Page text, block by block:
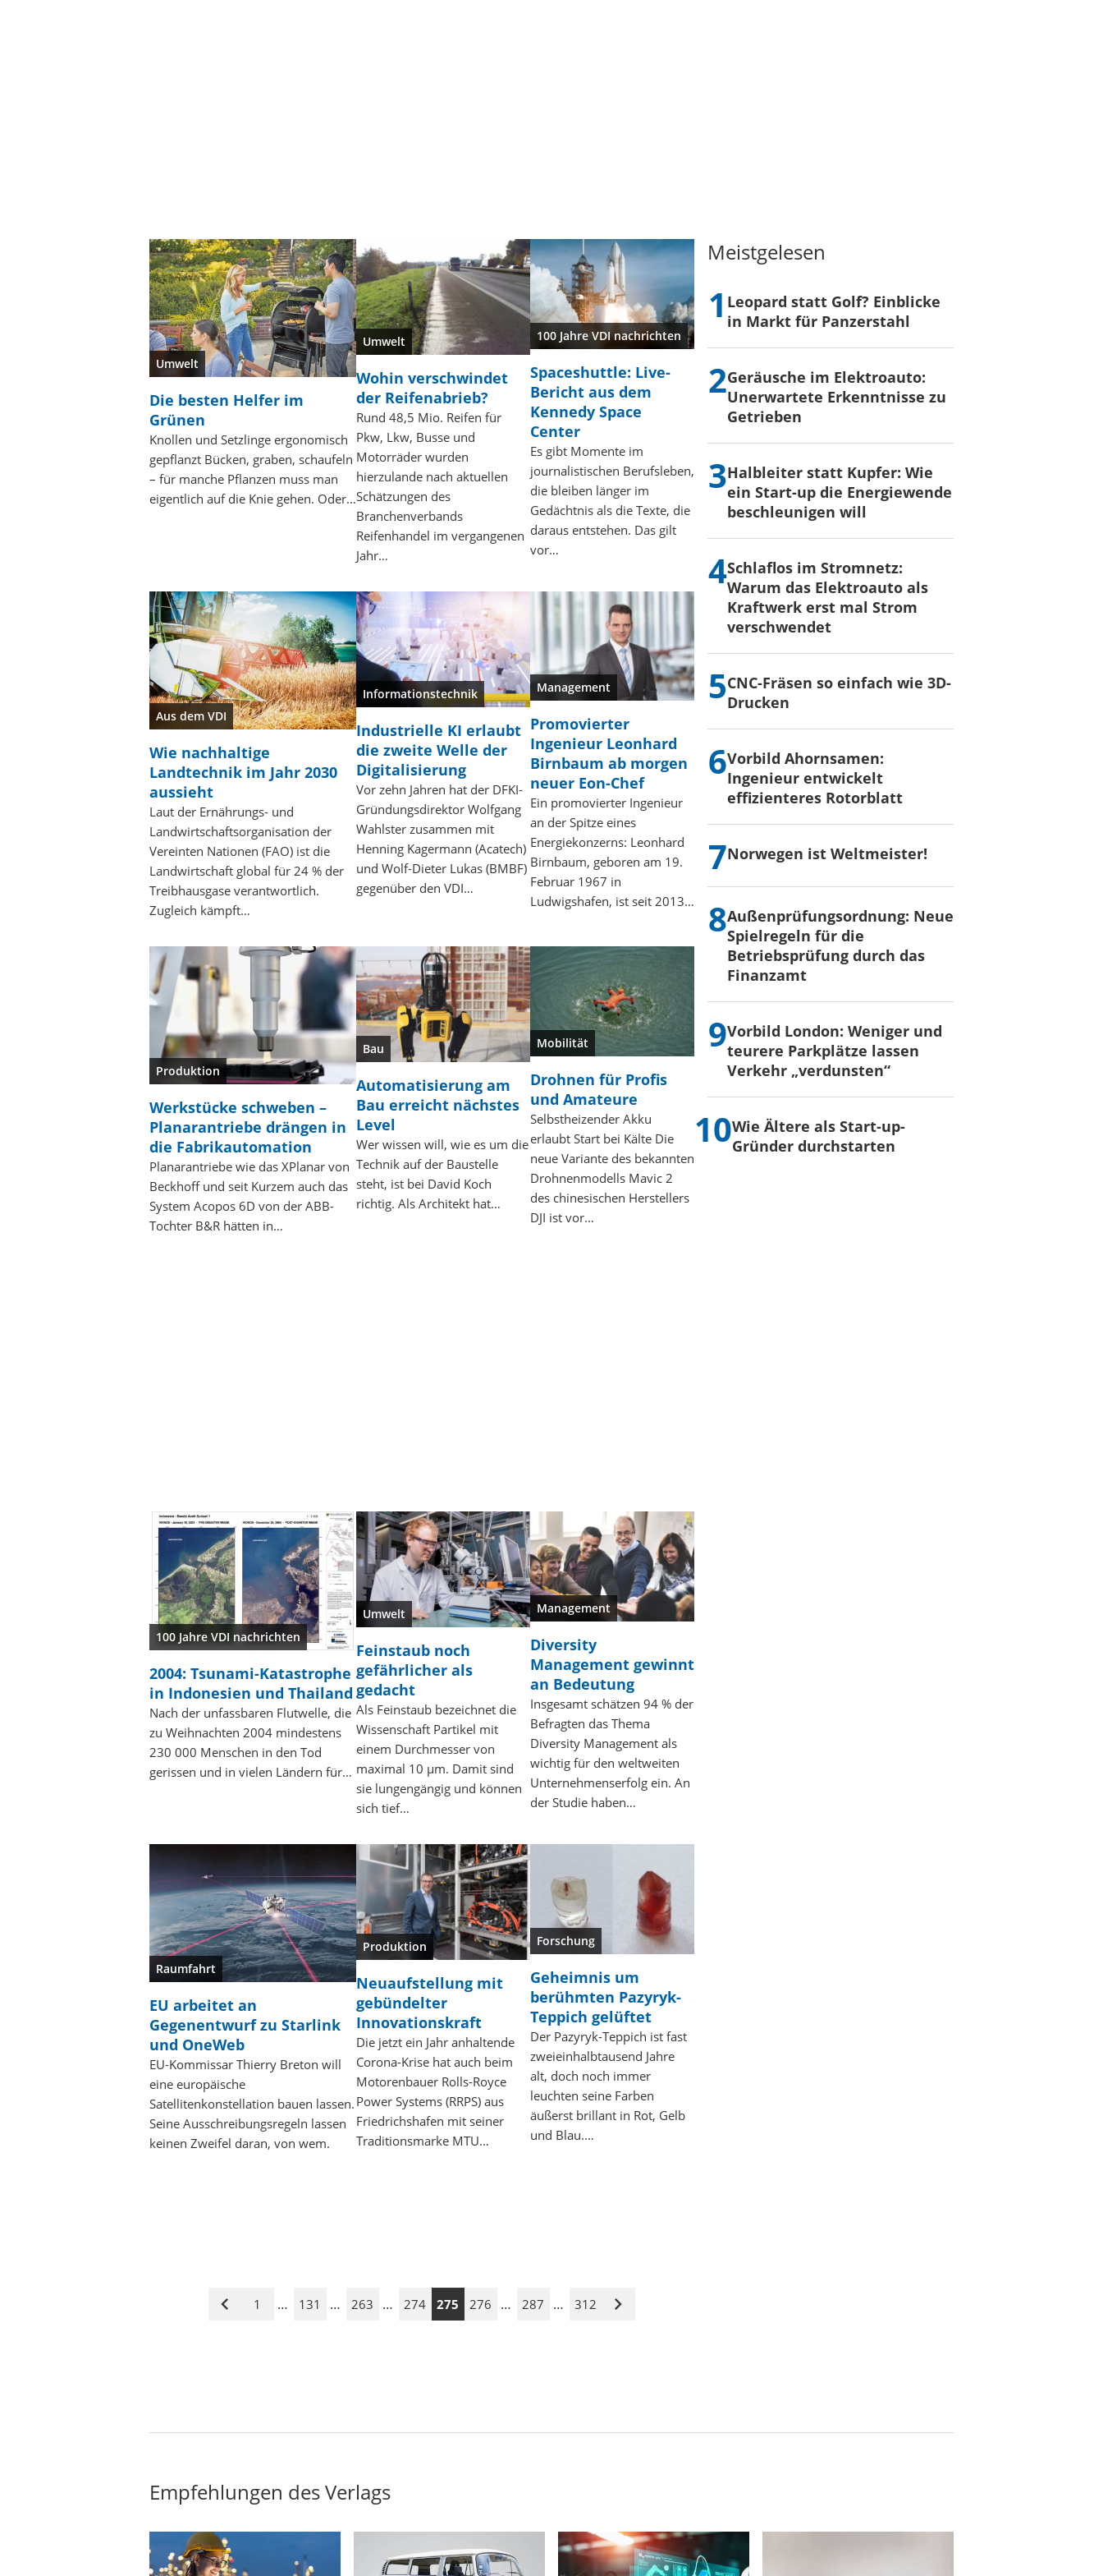
Umwelt
Die besten Helfer im
Grünen
Knollen und Setzlinge ergonomisch
gepflanzt Bücken, graben, schaufeln
– für manche Pflanzen muss man
eigentlich auf die Knie gehen. Oder…
Umwelt
Wohin verschwindet
der Reifenabrieb?
Rund 48,5 Mio. Reifen für
Pkw, Lkw, Busse und
Motorräder wurden
hierzulande nach aktuellen
Schätzungen des
Branchenverbands
Reifenhandel im vergangenen
Jahr…
100 Jahre VDI nachrichten
Spaceshuttle: Live-
Bericht aus dem
Kennedy Space
Center
Es gibt Momente im
journalistischen Berufsleben,
die bleiben länger im
Gedächtnis als die Texte, die
daraus entstehen. Das gilt
vor…
Aus dem VDI
Wie nachhaltige
Landtechnik im Jahr 2030
aussieht
Laut der Ernährungs- und
Landwirtschaftsorganisation der
Vereinten Nationen (FAO) ist die
Landwirtschaft global für 24 % der
Treibhausgase verantwortlich.
Zugleich kämpft…
Informationstechnik
Industrielle KI erlaubt
die zweite Welle der
Digitalisierung
Vor zehn Jahren hat der DFKI-
Gründungsdirektor Wolfgang
Wahlster zusammen mit
Henning Kagermann (Acatech)
und Wolf-Dieter Lukas (BMBF)
gegenüber den VDI…
Management
Promovierter
Ingenieur Leonhard
Birnbaum ab morgen
neuer Eon-Chef
Ein promovierter Ingenieur
an der Spitze eines
Energiekonzerns: Leonhard
Birnbaum, geboren am 19.
Februar 1967 in
Ludwigshafen, ist seit 2013…
Produktion
Werkstücke schweben –
Planarantriebe drängen in
die Fabrikautomation
Planarantriebe wie das XPlanar von
Beckhoff und seit Kurzem auch das
System Acopos 6D von der ABB-
Tochter B&R hätten in…
Bau
Automatisierung am
Bau erreicht nächstes
Level
Wer wissen will, wie es um die
Technik auf der Baustelle
steht, ist bei David Koch
richtig. Als Architekt hat…
Mobilität
Drohnen für Profis
und Amateure
Selbstheizender Akku
erlaubt Start bei Kälte Die
neue Variante des bekannten
Drohnenmodells Mavic 2
des chinesischen Herstellers
DJI ist vor…
100 Jahre VDI nachrichten
2004: Tsunami-Katastrophe
in Indonesien und Thailand
Nach der unfassbaren Flutwelle, die
zu Weihnachten 2004 mindestens
230 000 Menschen in den Tod
gerissen und in vielen Ländern für…
Umwelt
Feinstaub noch
gefährlicher als
gedacht
Als Feinstaub bezeichnet die
Wissenschaft Partikel mit
einem Durchmesser von
maximal 10 µm. Damit sind
sie lungengängig und können
sich tief…
Management
Diversity
Management gewinnt
an Bedeutung
Insgesamt schätzen 94 % der
Befragten das Thema
Diversity Management als
wichtig für den weltweiten
Unternehmenserfolg ein. An
der Studie haben…
Raumfahrt
EU arbeitet an
Gegenentwurf zu Starlink
und OneWeb
EU-Kommissar Thierry Breton will
eine europäische
Satellitenkonstellation bauen lassen.
Seine Ausschreibungsregeln lassen
keinen Zweifel daran, von wem.
Produktion
Neuaufstellung mit
gebündelter
Innovationskraft
Die jetzt ein Jahr anhaltende
Corona-Krise hat auch beim
Motorenbauer Rolls-Royce
Power Systems (RRPS) aus
Friedrichshafen mit seiner
Traditionsmarke MTU…
Forschung
Geheimnis um
berühmten Pazyryk-
Teppich gelüftet
Der Pazyryk-Teppich ist fast
zweieinhalbtausend Jahre
alt, doch noch immer
leuchten seine Farben
äußerst brillant in Rot, Gelb
und Blau.…
Vorige
1 … 131 … 263 … 274 275 276 … 287 … 312
Nächste
Meistgelesen
Leopard statt Golf? Einblicke
in Markt für Panzerstahl
Geräusche im Elektroauto:
Unerwartete Erkenntnisse zu
Getrieben
Halbleiter statt Kupfer: Wie
ein Start-up die Energiewende
beschleunigen will
Schlaflos im Stromnetz:
Warum das Elektroauto als
Kraftwerk erst mal Strom
verschwendet
CNC-Fräsen so einfach wie 3D-
Drucken
Vorbild Ahornsamen:
Ingenieur entwickelt
effizienteres Rotorblatt
Norwegen ist Weltmeister!
Außenprüfungsordnung: Neue
Spielregeln für die
Betriebsprüfung durch das
Finanzamt
Vorbild London: Weniger und
teurere Parkplätze lassen
Verkehr „verdunsten“
Wie Ältere als Start-up-
Gründer durchstarten
Empfehlungen des Verlags